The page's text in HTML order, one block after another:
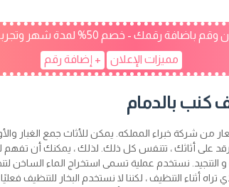
رقمك - خصم 50% لمدة شهر وتجربة أسبوع مجانا
مميزات الإعلان
+ إضافة رقم
بالدمام
من شركة خبراء المملكه. يمكن للأثاث جمع الغبار
على أثاثك ، تتنفس كل ذلك. لذلك ، يمكنك أن تفهم
نستخدم عملية تسمى استخراج الماء الساخن
تراه أثناء التنظيف ، لكننا لا نستخدم البخار للتنظيف